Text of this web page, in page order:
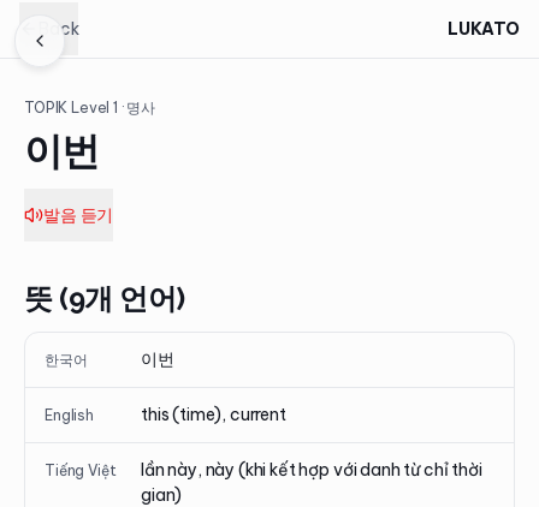
Back LUKATO
TOPIK Level1 · 명사
이번
발음 듣기
뜻 (9개 언어)
한국어 이번
English this (time), current
Tiếng Việt
lần này, này (khi kết hợp với danh từ chỉ thời
gian)